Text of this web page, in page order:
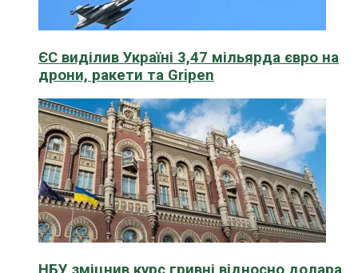
ЄС виділив Україні 3,47 мільярда євро на
дрони, ракети та Gripen